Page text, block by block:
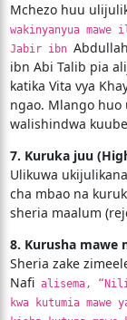
Mchezo huu
wakinyanyua mawe
Jabir ibn
ibn Abi Talib pia
katika Vita vya
ngao. Mlango huo
walishindwa
7. Kuruka juu
Ulikuwa
cha mbao na
sheria maalum
8. Kurusha mawe
Sheria zake
Nafialisema,
kwa kutumia